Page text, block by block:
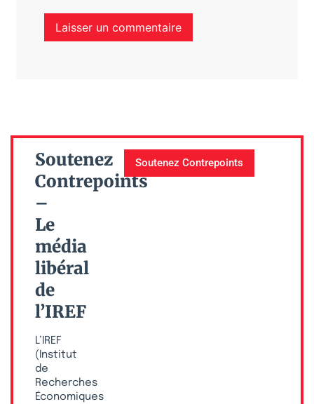
Soutenez
Contrepoints
–
Le
média
libéral
de
l’IREF
L’IREF
(Institut
de
Recherches
Économiques
Soutenez Contrepoints